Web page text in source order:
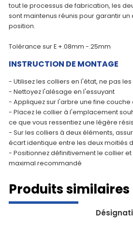
tout le processus de fabrication, les
sont maintenus réunis pour garantir
position.
Tolérance sur E +.08mm -.25mm
INSTRUCTION DE MONTAGE
- Utilisez les colliers en l'état, ne pas
- Nettoyez l'alésage en l'essuyant
- Appliquez sur l'arbre une fine
- Placez le collier à l'emplacement
ce que vous ressentiez une légère
- Sur les colliers à deux éléments,
écart identique entre les deux moitiés
- Positionnez définitivement le collier
maximal recommandé
Produits similaires